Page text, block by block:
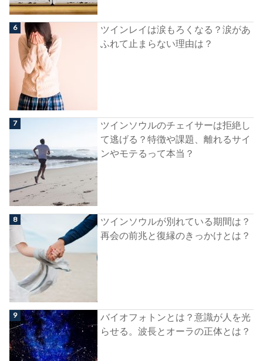
ツインレイは涙もろくなる？涙があ
ふれて止まらない理由は？
ツインソウルのチェイサーは拒絶し
て逃げる？特徴や課題、離れるサイ
ンやモテるって本当？
ツインソウルが別れている期間は？
再会の前兆と復縁のきっかけとは？
バイオフォトンとは？意識が人を光
らせる。波長とオーラの正体とは？